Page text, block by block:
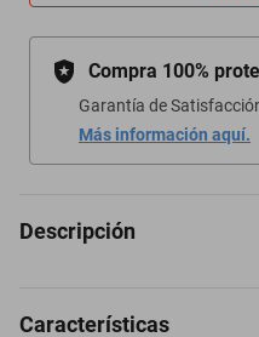
Compra 100%
Garantía de
Más información aquí.
Descripción
Este increíble mueble para TV-
Características